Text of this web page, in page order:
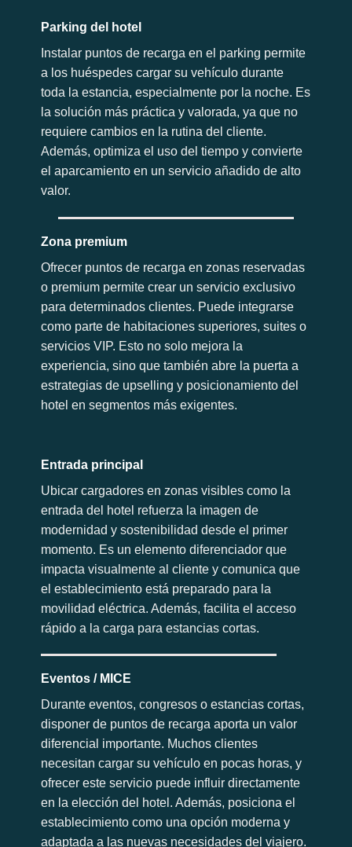
Parking del hotel
Instalar puntos de recarga en el parking permite
a los huéspedes cargar su vehículo durante
toda la estancia, especialmente por la noche. Es
la solución más práctica y valorada, ya que no
requiere cambios en la rutina del cliente.
Además, optimiza el uso del tiempo y convierte
el aparcamiento en un servicio añadido de alto
valor.
Zona premium
Ofrecer puntos de recarga en zonas reservadas
o premium permite crear un servicio exclusivo
para determinados clientes. Puede integrarse
como parte de habitaciones superiores, suites o
servicios VIP. Esto no solo mejora la
experiencia, sino que también abre la puerta a
estrategias de upselling y posicionamiento del
hotel en segmentos más exigentes.
Entrada principal
Ubicar cargadores en zonas visibles como la
entrada del hotel refuerza la imagen de
modernidad y sostenibilidad desde el primer
momento. Es un elemento diferenciador que
impacta visualmente al cliente y comunica que
el establecimiento está preparado para la
movilidad eléctrica. Además, facilita el acceso
rápido a la carga para estancias cortas.
Eventos / MICE
Durante eventos, congresos o estancias cortas,
disponer de puntos de recarga aporta un valor
diferencial importante. Muchos clientes
necesitan cargar su vehículo en pocas horas, y
ofrecer este servicio puede influir directamente
en la elección del hotel. Además, posiciona el
establecimiento como una opción moderna y
adaptada a las nuevas necesidades del viajero.